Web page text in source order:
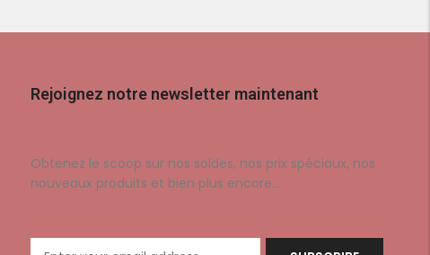
Rejoignez notre newsletter maintenant
Obtenez le scoop sur nos soldes, nos prix spéciaux, nos
nouveaux produits et bien plus encore…